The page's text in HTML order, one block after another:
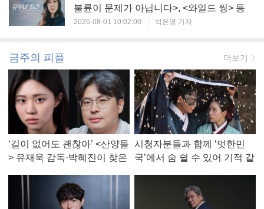
불륜이 문제가 아닙니다>, <와일드 씽> 등
2026-08-01 10:02:00 | 박은영 기자
금주의 피플 더보기
‘길이 없어도 괜찮아’ <산양들
> 유재욱 감독·박혜진이 찾은
시청자분들과 함께 ‘멋한민
국’에서 숨 쉴 수 있어 기적 같